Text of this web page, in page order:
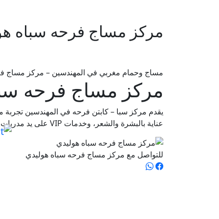
مركز مساج فرحه سباه
مساج وحمام مغربي في المهندسين – مركز مساج
مركز مساج فرحه
يقدم مركز سبا – كابتن فرحه في المهندسين تجربة
عناية بالبشرة والشعر، وخدمات VIP على يد مدربات محترفات. كما يوفر المكان باقات متنوعة تناسب الباحثين عن الاسترخاء والعناية الكاملة بالجسم في قلب الجيزة.
للتواصل مع مركز مساج فرحه سباه هوليدي